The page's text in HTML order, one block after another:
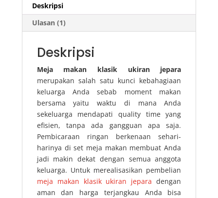
Deskripsi
Ulasan (1)
Deskripsi
Meja makan klasik ukiran jepara
merupakan salah satu kunci kebahagiaan
keluarga Anda sebab moment makan
bersama yaitu waktu di mana Anda
sekeluarga mendapati quality time yang
efisien, tanpa ada gangguan apa saja.
Pembicaraan ringan berkenaan sehari-
harinya di set meja makan membuat Anda
jadi makin dekat dengan semua anggota
keluarga. Untuk merealisasikan pembelian
meja makan klasik ukiran jepara dengan
aman dan harga terjangkau Anda bisa